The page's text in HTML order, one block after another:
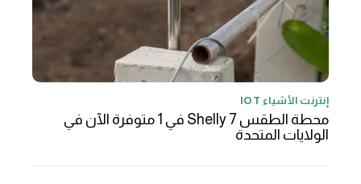
إنترنت الأشياء IOT
محطة الطقس Shelly 7 في 1 متوفرة الآن في
الولايات المتحدة